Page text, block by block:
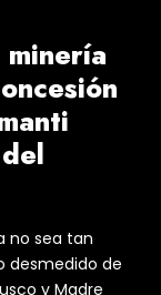
no sea tan
desmedido de
y Madre